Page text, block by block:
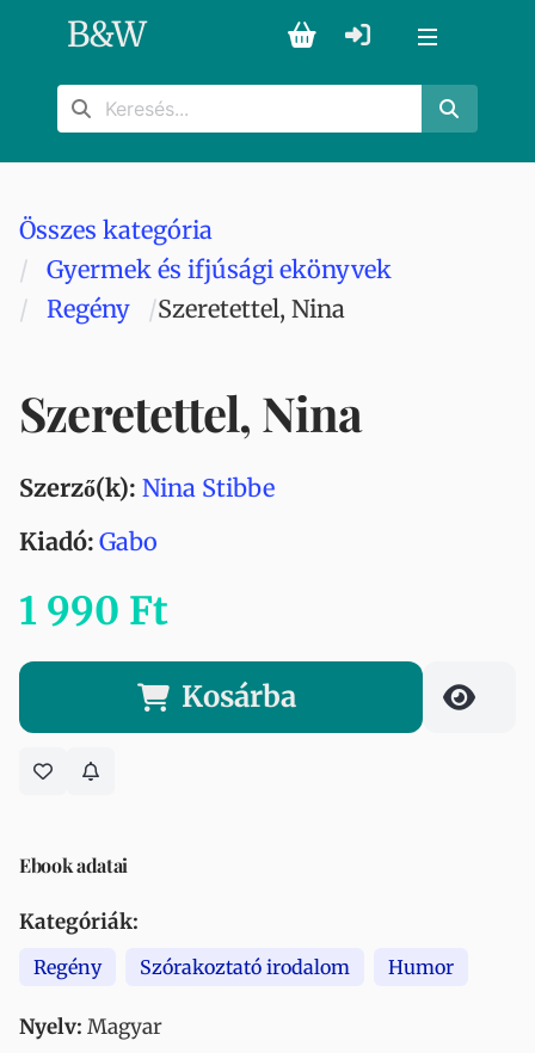
B&W
Összes kategória
Gyermek és ifjúsági ekönyvek
Regény
Szeretettel, Nina
Szeretettel, Nina
Szerző(k): Nina Stibbe
Kiadó: Gabo
1 990 Ft
Kosárba
Ebook adatai
Kategóriák:
Regény Szórakoztató irodalom Humor
Nyelv: Magyar